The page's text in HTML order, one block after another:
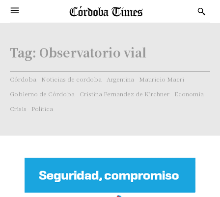
Tag: Observatorio vial
Córdoba Noticias de cordoba Argentina
Mauricio Macri
Gobierno de Córdoba
Cristina Fernandez de Kirchner
Economía
Crisis
Politica